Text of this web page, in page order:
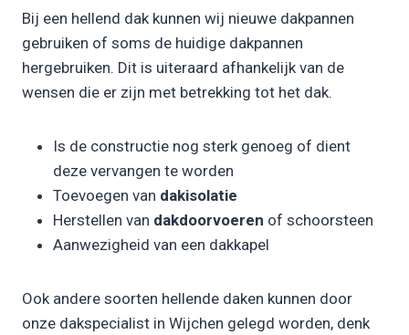
Bij een hellend dak kunnen wij nieuwe dakpannen
gebruiken of soms de huidige dakpannen
hergebruiken. Dit is uiteraard afhankelijk van de
wensen die er zijn met betrekking tot het dak.
Is de constructie nog sterk genoeg of dient
deze vervangen te worden
Toevoegen van dakisolatie
Herstellen van dakdoorvoeren of schoorsteen
Aanwezigheid van een dakkapel
Ook andere soorten hellende daken kunnen door
onze dakspecialist in Wijchen gelegd worden, denk